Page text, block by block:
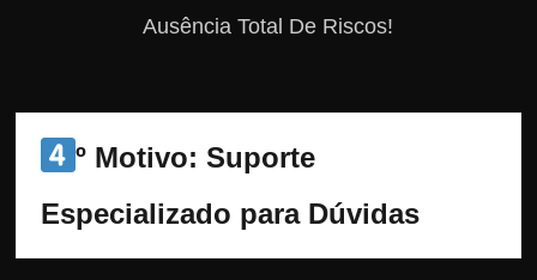
Ausência Total De Riscos!
º Motivo: Suporte
Especializado para Dúvidas